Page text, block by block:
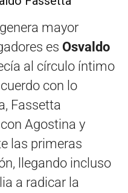
mayor
es Osvaldo
al círculo íntimo
con lo
Fassetta
Agostina y
las primeras
llegando incluso
a radicar la